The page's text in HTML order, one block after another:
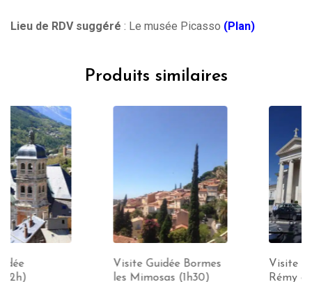
Lieu de RDV suggéré : Le musée Picasso (Plan)
Produits similaires
Visite Guidée Bormes
les Mimosas (1h30)
Visite Guidée Saint
Rémy de Provence